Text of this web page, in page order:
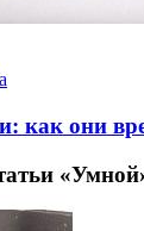
как они